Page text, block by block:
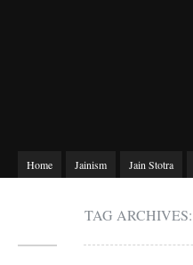
Home Jainism Jain Stotra
TAG